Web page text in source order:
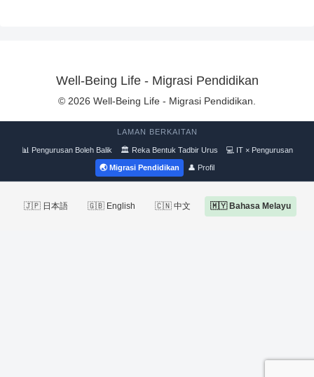
Well-Being Life - Migrasi Pendidikan
© 2026 Well-Being Life - Migrasi Pendidikan.
LAMAN BERKAITAN
📊 Pengurusan Boleh Balik 🏛 Reka Bentuk Tadbir Urus 💻 IT × Pengurusan
🌏 Migrasi Pendidikan 👤 Profil
🇯🇵 日本語 🇬🇧 English 🇨🇳 中文 🇲🇾 Bahasa Melayu